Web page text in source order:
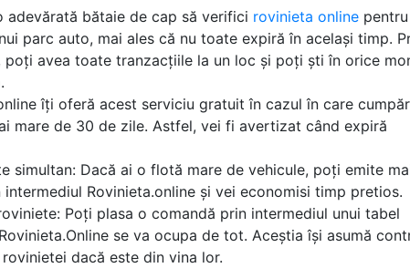
adevărată bătaie de cap să verifici rovinieta online
parc auto, mai ales că nu toate expiră în același timp.
poți avea toate tranzacțiile la un loc și poți ști în orice
îți oferă acest serviciu gratuit în cazul în care
mare de 30 de zile. Astfel, vei fi avertizat când expiră
simultan: Dacă ai o flotă mare de vehicule, poți emite
Rovinieta.online și vei economisi timp pretios.
Poți plasa o comandă prin intermediul unui tabel
se va ocupa de tot. Aceștia își asumă
dacă este din vina lor.